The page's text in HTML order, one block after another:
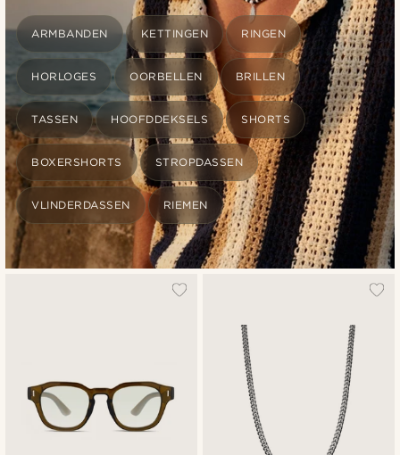
ARMBANDEN KETTINGEN RINGEN
HORLOGES OORBELLEN BRILLEN
TASSEN HOOFDDEKSELS SHORTS
BOXERSHORTS STROPDASSEN
VLINDERDASSEN RIEMEN